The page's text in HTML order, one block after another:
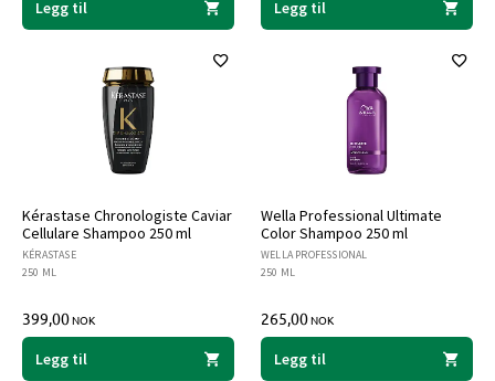
Legg til Legg til
Kérastase Chronologiste Caviar
Cellulare Shampoo 250 ml
KÉRASTASE
250 ML
399,00NOK
Legg til
Wella Professional Ultimate
Color Shampoo 250 ml
WELLA PROFESSIONAL
250 ML
265,00NOK
Legg til